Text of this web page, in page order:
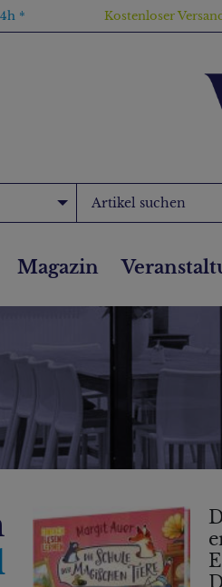
* Kostenloser
Magazin